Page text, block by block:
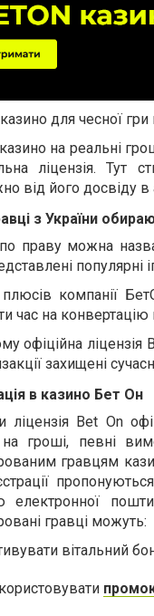
для чесної гри
на реальні
ліцензія. Тут
від його досвіду в
з України
праву можна
популярні
компанії
час на
офіційна ліцензія
захищені
в казино Бет Он
ліцензія Bet On
гроші, певні
гравцям
електронної
гравці можуть:
вітальний